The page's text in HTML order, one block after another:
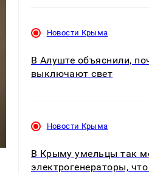
Новости Крыма
В Алуште объяснили,
выключают свет
Новости Крыма
В Крыму умельцы так
электрогенераторы,